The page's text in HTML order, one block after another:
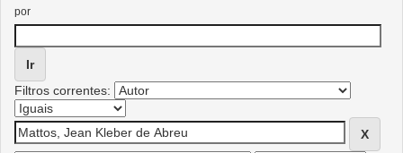
por
Filtros correntes: